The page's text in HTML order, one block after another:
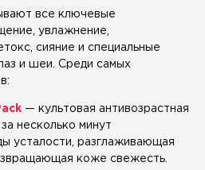
все ключевые
увлажнение,
сияние и специальные
и шеи. Среди самых
— культовая антивозрастная
несколько минут
усталости, разглаживающая
коже свежесть.